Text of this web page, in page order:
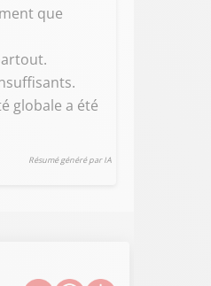
que
globale a été
Résumé généré par IA